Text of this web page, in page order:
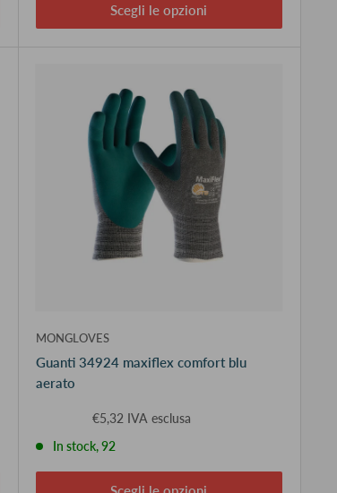
Scegli le opzioni
MONGLOVES
Guanti 34924 maxiflex comfort blu
aerato
€5,32 IVA esclusa
In stock, 92